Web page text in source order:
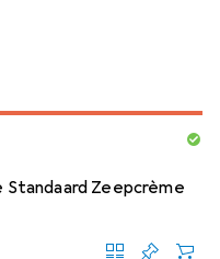
Standaard Zeepcrème